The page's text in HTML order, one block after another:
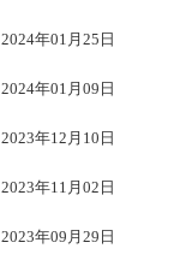
2024年01月25日
2024年01月09日
2023年12月10日
2023年11月02日
2023年09月29日